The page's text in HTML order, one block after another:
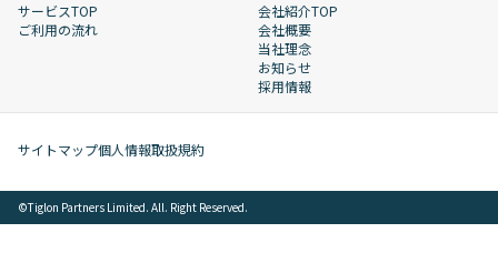
サービスTOP
ご利用の流れ
会社紹介TOP
会社概要
当社理念
お知らせ
採用情報
サイトマップ個人情報取扱規約
©︎Tiglon Partners Limited. All. Right Reserved.